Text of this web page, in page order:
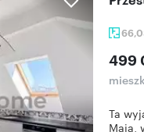
499
Ta
Maja,